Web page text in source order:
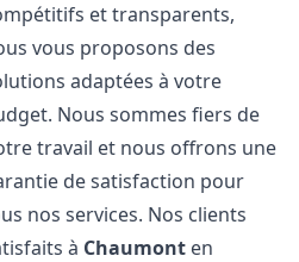
et transparents,
vous proposons des
adaptées à votre
Nous sommes fiers de
travail et nous offrons une
de satisfaction pour
nos services. Nos clients
à Chaumont en